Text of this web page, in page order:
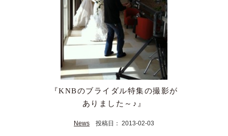
『KNBのブライダル特集の撮影が
ありました～♪』
News 投稿日： 2013-02-03